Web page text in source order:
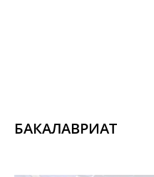
БАКАЛАВРИАТ